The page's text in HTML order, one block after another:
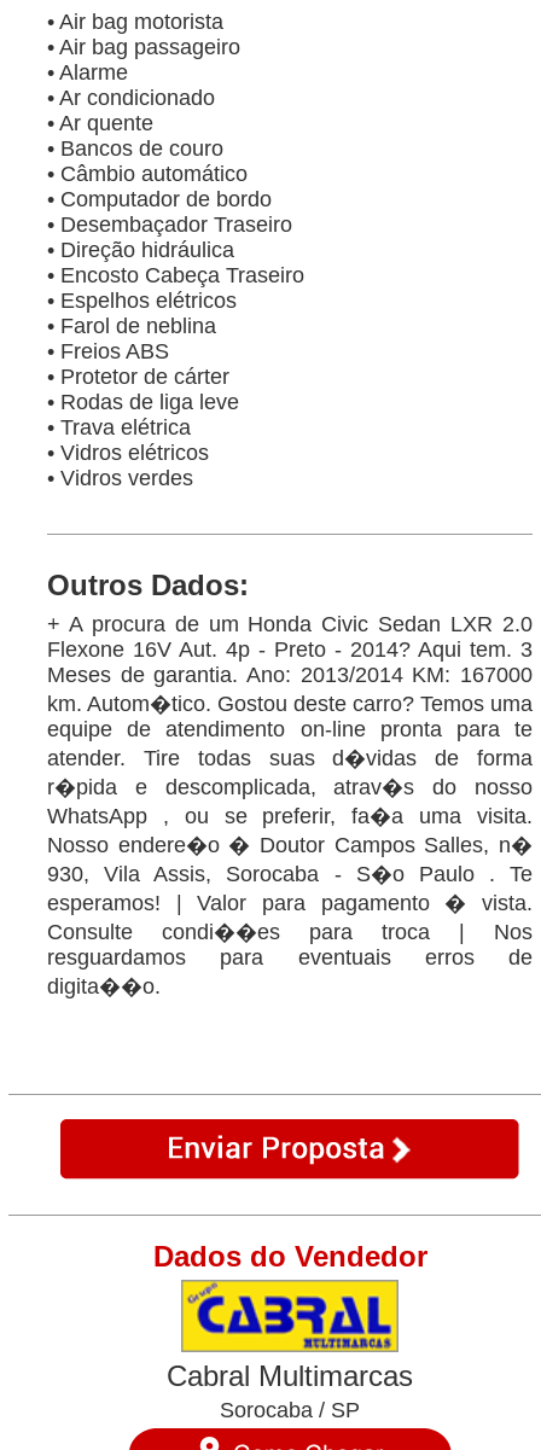
• Air bag motorista
• Air bag passageiro
• Alarme
• Ar condicionado
• Ar quente
• Bancos de couro
• Câmbio automático
• Computador de bordo
• Desembaçador Traseiro
• Direção hidráulica
• Encosto Cabeça Traseiro
• Espelhos elétricos
• Farol de neblina
• Freios ABS
• Protetor de cárter
• Rodas de liga leve
• Trava elétrica
• Vidros elétricos
• Vidros verdes
Outros Dados:
+ A procura de um Honda Civic Sedan LXR 2.0
Flexone 16V Aut. 4p - Preto - 2014? Aqui tem. 3
Meses de garantia. Ano: 2013/2014 KM: 167000
km. Autom�tico. Gostou deste carro? Temos uma
equipe de atendimento on-line pronta para te
atender. Tire todas suas d�vidas de forma
r�pida e descomplicada, atrav�s do nosso
WhatsApp , ou se preferir, fa�a uma visita.
Nosso endere�o � Doutor Campos Salles, n�
930, Vila Assis, Sorocaba - S�o Paulo . Te
esperamos! | Valor para pagamento � vista.
Consulte condi��es para troca | Nos
resguardamos para eventuais erros de
digita��o.
Dados do Vendedor
Cabral Multimarcas
Sorocaba / SP